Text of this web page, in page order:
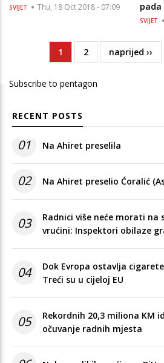
SVIJET Thu, 18 Oct 2018 - 07:09
pada
SVIJET
PaginationCurrent
page
1 Page
2
Next
page
naprijed ››
Subscribe to pentagon
RECENT POSTS
01 Na Ahiret preselila
02 Na Ahiret preselio Ćoralić
03
Radnici više neće morati na
vrućini: Inspektori obilaze
04
Dok Evropa ostavlja
Treći su u cijeloj EU
05
Rekordnih 20,3 miliona KM
očuvanje radnih mjesta